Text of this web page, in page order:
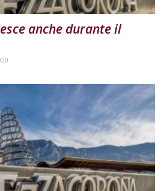
anche durante il